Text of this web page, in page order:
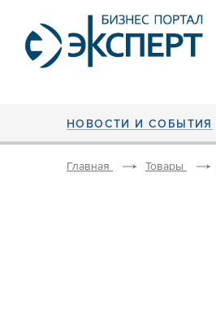
НОВОСТИ И СОБЫТИЯ
Главная Товары